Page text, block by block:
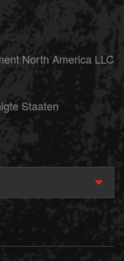
North America LLC
Staaten